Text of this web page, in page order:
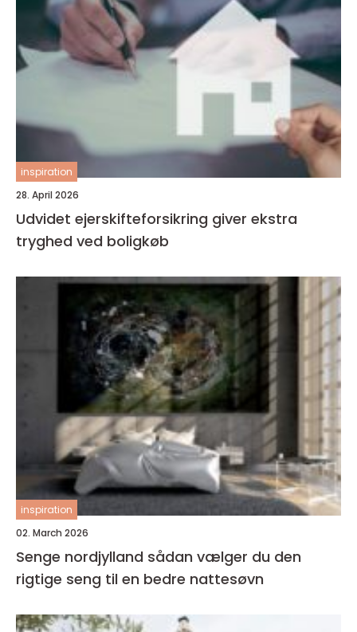
inspiration
28. April 2026
Udvidet ejerskifteforsikring giver ekstra
tryghed ved boligkøb
inspiration
02. March 2026
Senge nordjylland sådan vælger du den
rigtige seng til en bedre nattesøvn